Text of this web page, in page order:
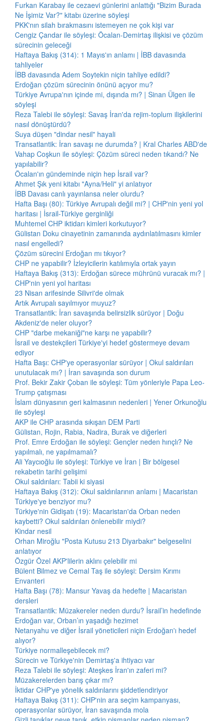
Furkan Karabay ile cezaevi günlerini anlattığı "Bizim Burada
Ne İşimiz Var?" kitabı üzerine söyleşi
PKK'nın silah bırakmasını istemeyen ne çok kişi var
Cengiz Çandar ile söyleşi: Öcalan-Demirtaş ilişkisi ve çözüm
sürecinin geleceği
Haftaya Bakış (314): 1 Mayıs'ın anlamı | İBB davasında
tahliyeler
İBB davasında Adem Soytekin niçin tahliye edildi?
Erdoğan çözüm sürecinin önünü açıyor mu?
Türkiye Avrupa'nın içinde mi, dışında mı? | Sinan Ülgen ile
söyleşi
Reza Talebi ile söyleşi: Savaş İran'da rejim-toplum ilişkilerini
nasıl dönüştürdü?
Suya düşen "dindar nesil" hayali
Transatlantik: İran savaşı ne durumda? | Kral Charles ABD'de
Vahap Coşkun ile söyleşi: Çözüm süreci neden tıkandı? Ne
yapılabilir?
Öcalan'ın gündeminde niçin hep İsrail var?
Ahmet Şık yeni kitabı "Ayna/Heli" yi anlatıyor
İBB Davası canlı yayınlansa neler olurdu?
Hafta Başı (80): Türkiye Avrupalı değil mi? | CHP'nin yeni yol
haritası | İsrail-Türkiye gerginliği
Muhtemel CHP iktidarı kimleri korkutuyor?
Gülistan Doku cinayetinin zamanında aydınlatılmasını kimler
nasıl engelledi?
Çözüm sürecini Erdoğan mı tıkıyor?
CHP ne yapabilir? İzleyicilerin katılımıyla ortak yayın
Haftaya Bakış (313): Erdoğan sürece mührünü vuracak mı? |
CHP'nin yeni yol haritası
23 Nisan arifesinde Silivri'de olmak
Artık Avrupalı sayılmıyor muyuz?
Transatlantik: İran savaşında belirsizlik sürüyor | Doğu
Akdeniz'de neler oluyor?
CHP "darbe mekaniği"ne karşı ne yapabilir?
İsrail ve destekçileri Türkiye'yi hedef göstermeye devam
ediyor
Hafta Başı: CHP'ye operasyonlar sürüyor | Okul saldırıları
unutulacak mı? | İran savaşında son durum
Prof. Bekir Zakir Çoban ile söyleşi: Tüm yönleriyle Papa Leo-
Trump çatışması
İslam dünyasının geri kalmasının nedenleri | Yener Orkunoğlu
ile söyleşi
AKP ile CHP arasında sıkışan DEM Parti
Gülistan, Rojin, Rabia, Nadira, Burak ve diğerleri
Prof. Emre Erdoğan ile söyleşi: Gençler neden hınçlı? Ne
yapılmalı, ne yapılmamalı?
Ali Yaycıoğlu ile söyleşi: Türkiye ve İran | Bir bölgesel
rekabetin tarihi gelişimi
Okul saldırıları: Tabii ki siyasi
Haftaya Bakış (312): Okul saldırılarının anlamı | Macaristan
Türkiye'ye benziyor mu?
Türkiye'nin Gidişatı (19): Macaristan'da Orban neden
kaybetti? Okul saldırıları önlenebilir miydi?
Kindar nesil
Orhan Miroğlu "Posta Kutusu 213 Diyarbakır" belgeselini
anlatıyor
Özgür Özel AKP'lilerin aklını çelebilir mi
Bülent Bilmez ve Cemal Taş ile söyleşi: Dersim Kırımı
Envanteri
Hafta Başı (78): Mansur Yavaş da hedefte | Macaristan
dersleri
Transatlantik: Müzakereler neden durdu? İsrail’in hedefinde
Erdoğan var, Orban’ın yaşadığı hezimet
Netanyahu ve diğer İsrail yöneticileri niçin Erdoğan'ı hedef
alıyor?
Türkiye normalleşebilecek mi?
Sürecin ve Türkiye'nin Demirtaş'a ihtiyacı var
Reza Talebi ile söyleşi: Ateşkes İran'ın zaferi mi?
Müzakerelerden barış çıkar mı?
İktidar CHP'ye yönelik saldırılarını şiddetlendiriyor
Haftaya Bakış (311): CHP'nin ara seçim kampanyası,
operasyonlar sürüyor, İran savaşında mola